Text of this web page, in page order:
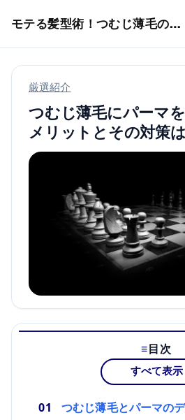
モテる髪型術！つむじ薄毛の隠し方
厳選紹介
つむじ薄毛にパーマ
メリットとその対策
目次
すべて表示
つむじ薄毛とパーマの